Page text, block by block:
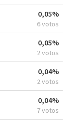
0,05%
6 votos
0,05%
2 votos
0,04%
2 votos
0,04%
7 votos